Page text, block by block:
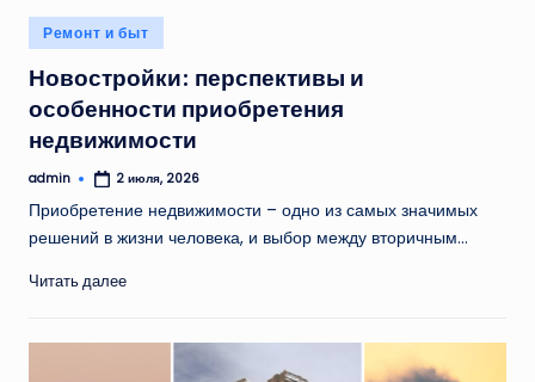
Опубликовано
в
Ремонт и быт
Новостройки: перспективы и
особенности приобретения
недвижимости
Запись
admin 2 июля, 2026
Приобретение недвижимости – одно из самых значимых
решений в жизни человека, и выбор между вторичным…
Читать далее